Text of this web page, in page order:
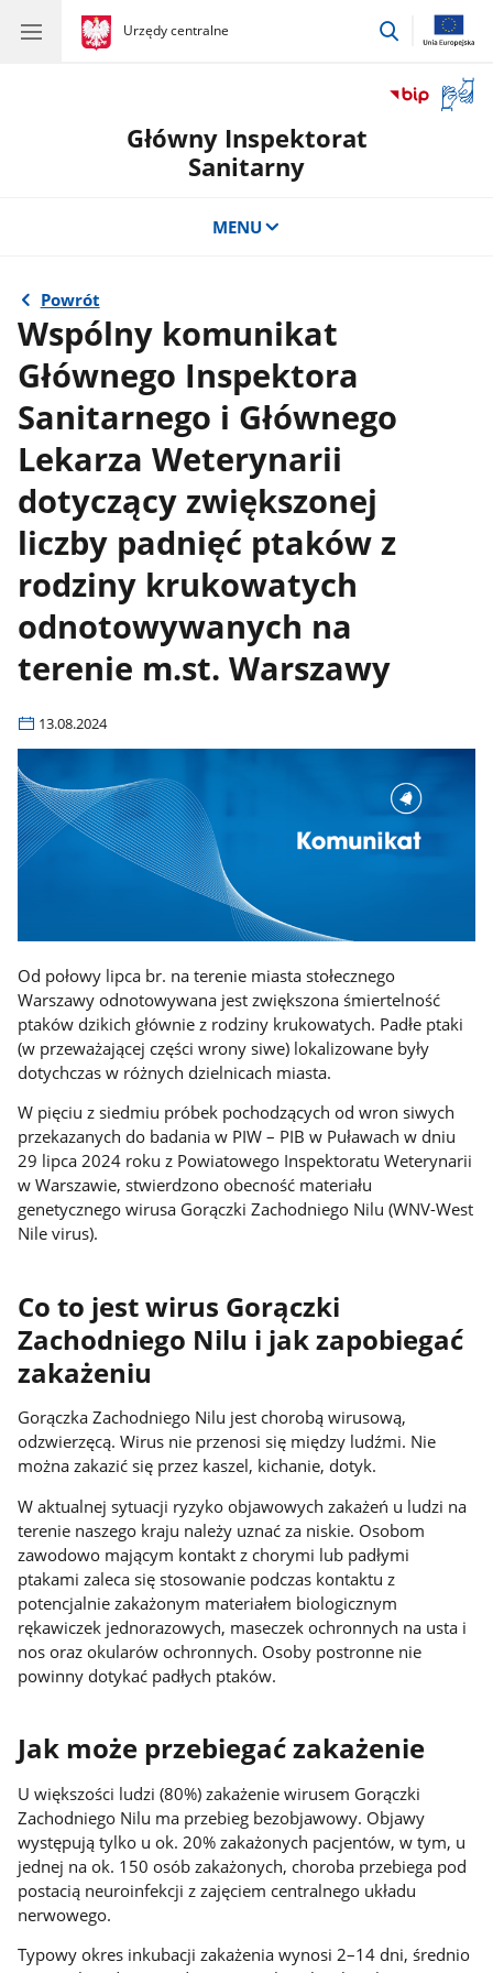
gov.pl
Urzędy centralne
gov.pl
Urzędy
przejdź
okno
Główny Inspektorat
Sanitarny
MENU
Powrót
Wspólny komunikat
Głównego Inspektora
Sanitarnego i Głównego
Lekarza Weterynarii
dotyczący zwiększonej
liczby padnięć ptaków z
rodziny krukowatych
odnotowywanych na
terenie m.st. Warszawy
13.08.2024
Od połowy lipca br. na terenie miasta stołecznego
Warszawy odnotowywana jest zwiększona śmiertelność
ptaków dzikich głównie z rodziny krukowatych. Padłe ptaki
(w przeważającej części wrony siwe) lokalizowane były
dotychczas w różnych dzielnicach miasta.
W pięciu z siedmiu próbek pochodzących od wron siwych
przekazanych do badania w PIW – PIB w Puławach w dniu
29 lipca 2024 roku z Powiatowego Inspektoratu Weterynarii
w Warszawie, stwierdzono obecność materiału
genetycznego wirusa Gorączki Zachodniego Nilu (WNV-West
Nile virus).
Co to jest wirus Gorączki
Zachodniego Nilu i jak zapobiegać
zakażeniu
Gorączka Zachodniego Nilu jest chorobą wirusową,
odzwierzęcą. Wirus nie przenosi się między ludźmi. Nie
można zakazić się przez kaszel, kichanie, dotyk.
W aktualnej sytuacji ryzyko objawowych zakażeń u ludzi na
terenie naszego kraju należy uznać za niskie. Osobom
zawodowo mającym kontakt z chorymi lub padłymi
ptakami zaleca się stosowanie podczas kontaktu z
potencjalnie zakażonym materiałem biologicznym
rękawiczek jednorazowych, maseczek ochronnych na usta i
nos oraz okularów ochronnych. Osoby postronne nie
powinny dotykać padłych ptaków.
Jak może przebiegać zakażenie
U większości ludzi (80%) zakażenie wirusem Gorączki
Zachodniego Nilu ma przebieg bezobjawowy. Objawy
występują tylko u ok. 20% zakażonych pacjentów, w tym, u
jednej na ok. 150 osób zakażonych, choroba przebiega pod
postacią neuroinfekcji z zajęciem centralnego układu
nerwowego.
Typowy okres inkubacji zakażenia wynosi 2–14 dni, średnio